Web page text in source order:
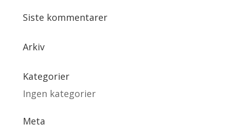
Siste kommentarer
Arkiv
Kategorier
Ingen kategorier
Meta